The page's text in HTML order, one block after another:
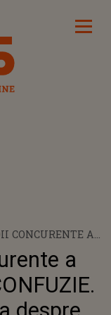
CONCURENTE A
DE CONFUZIE.
DESPRE
IUBIRII.
ÎN CEAȚĂ
a